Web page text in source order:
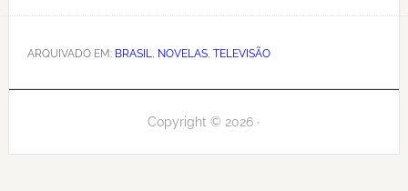
ARQUIVADO EM: BRASIL, NOVELAS, TELEVISÃO
Copyright © 2026 ·